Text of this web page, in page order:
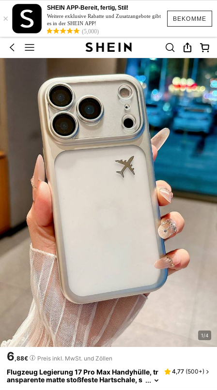
BEKOMME
×
SHEIN APP-Bereit, fertig, Stil!
Weitere exklusive Rabatte und Zusatzangebote gibt
es in der SHEIN APP!
(5,000)
1/4
6,88€ Preis inkl. MwSt. und Zöllen
Flugzeug Legierung 17 Pro Max Handyhülle, tr
ansparente matte stoßfeste Hartschale, s
4,77 (500+)